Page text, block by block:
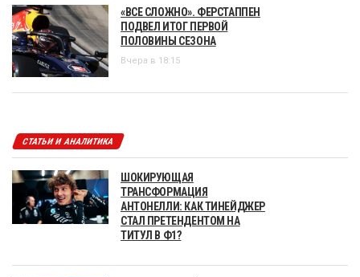
«ВСЕ СЛОЖНО». ФЕРСТАППЕН
ПОДВЕЛ ИТОГ ПЕРВОЙ
ПОЛОВИНЫ СЕЗОНА
Вчера в 18:15
СТАТЬИ И АНАЛИТИКА
ШОКИРУЮЩАЯ
ТРАНСФОРМАЦИЯ
АНТОНЕЛЛИ: КАК ТИНЕЙДЖЕР
СТАЛ ПРЕТЕНДЕНТОМ НА
ТИТУЛ В Ф1?